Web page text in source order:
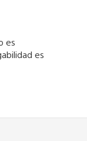
es
es